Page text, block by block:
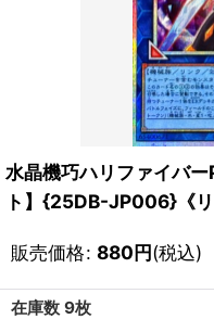
水晶機巧ハリファイバ
ト】{25DB-JP006}《リ
販売価格: 880円(税込)
在庫数 9枚